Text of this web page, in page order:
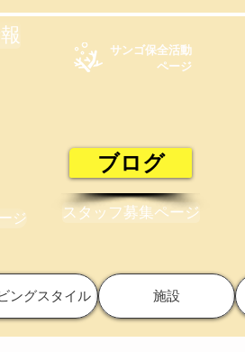
サンゴ保全活動​
ページ
ブログ
ジ スタッフ募集ページ
ングスタイル 施設